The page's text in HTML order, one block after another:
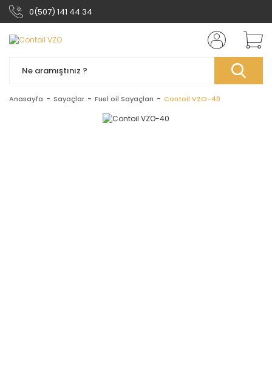
0(507) 141 44 34
Anasayfa Sayaçlar Fuel oil Sayaçları Contoil VZO-40